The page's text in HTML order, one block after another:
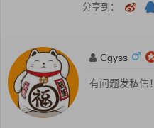
分享到：
Cgyss
有问题发私信！